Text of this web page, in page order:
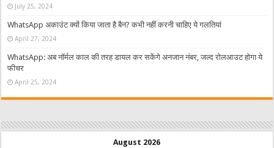
July 25, 2024
WhatsApp अकाउंट क्यों किया जाता है बैन? कभी नहीं करनी चाहिए ये गलतियां
April 27, 2024
WhatsApp: अब नॉर्मल काल की तरह डायल कर सकेंगे अनजान नंबर, जल्द रोलआउट होगा ये
फीचर
April 25, 2024
August 2026